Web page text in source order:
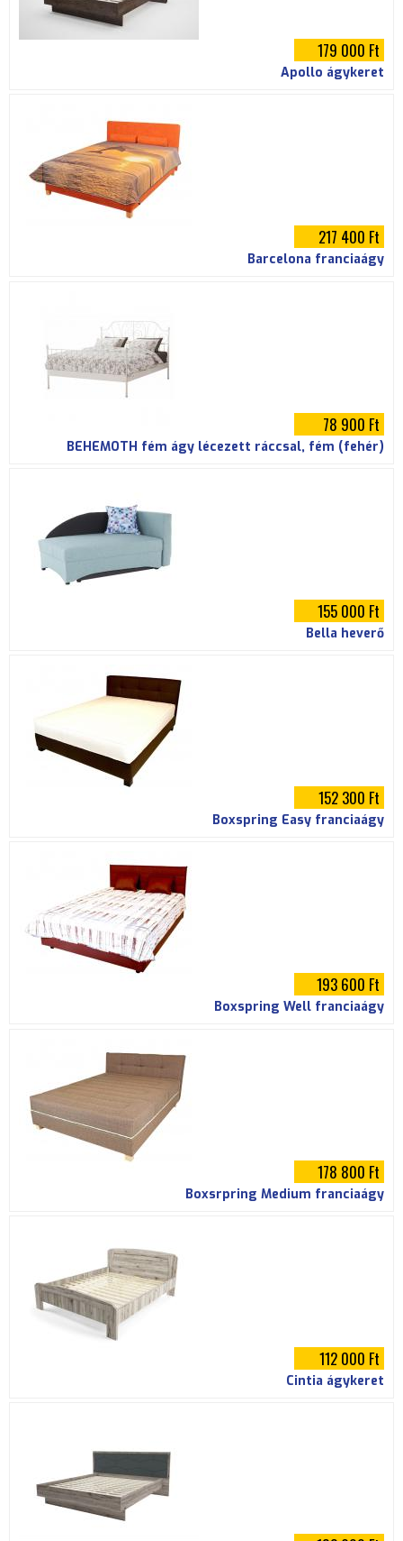
179 000 Ft
Apollo ágykeret
217 400 Ft
Barcelona franciaágy
78 900 Ft
BEHEMOTH fém ágy lécezett ráccsal, fém (fehér)
155 000 Ft
Bella heverő
152 300 Ft
Boxspring Easy franciaágy
193 600 Ft
Boxspring Well franciaágy
178 800 Ft
Boxsrpring Medium franciaágy
112 000 Ft
Cintia ágykeret